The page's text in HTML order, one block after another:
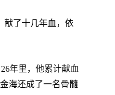
了十几年血，依
年里，他累计献血
海还成了一名骨髓